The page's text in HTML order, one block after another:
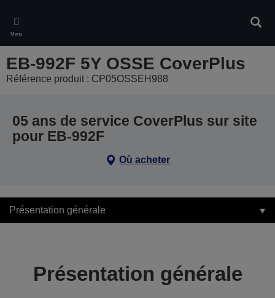
main
content
Menu
EB-992F 5Y OSSE CoverPlus
Référence produit : CP05OSSEH988
05 ans de service CoverPlus sur site
pour EB-992F
Où acheter
Présentation générale
Présentation générale